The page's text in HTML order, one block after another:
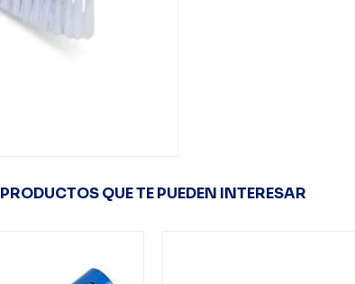
PRODUCTOS QUE TE PUEDEN INTERESAR